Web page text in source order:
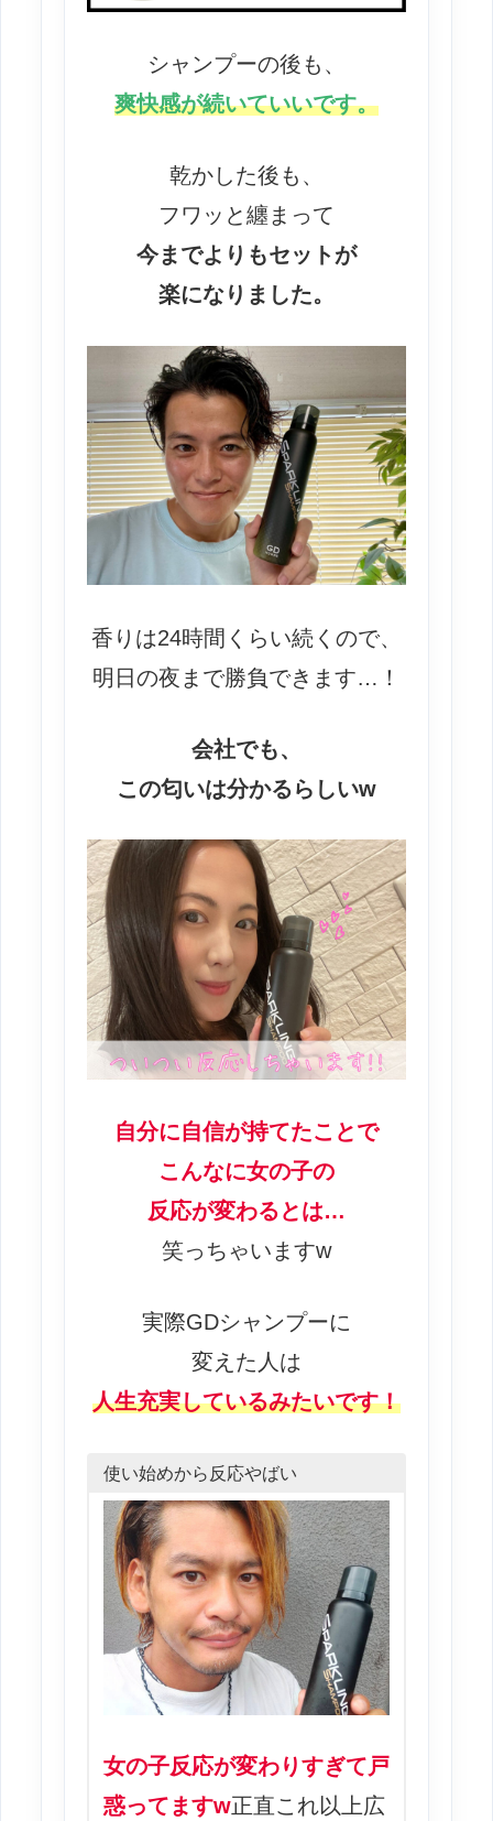
シャンプーの後も、
爽快感が続いていいです。
乾かした後も、
フワッと纏まって
今までよりもセットが
楽になりました。
香りは24時間くらい続くので、
明日の夜まで勝負できます…！
会社でも、
この匂いは分かるらしいw
自分に自信が持てたことで
こんなに女の子の
反応が変わるとは…
笑っちゃいますw
実際GDシャンプーに
変えた人は
人生充実しているみたいです！
使い始めから反応やばい
女の子反応が変わりすぎて戸
惑ってますw正直これ以上広